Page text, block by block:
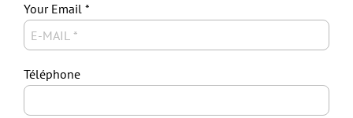
Your Email
Téléphone